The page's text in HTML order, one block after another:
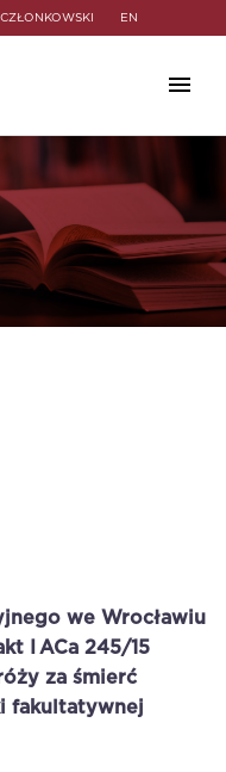
EN
we Wrocławiu
I ACa 245/15
za śmierć
fakultatywnej